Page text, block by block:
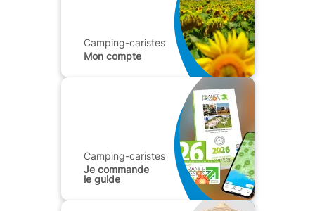
Camping-caristes
Mon compte
Camping-caristes
Je commande
le guide